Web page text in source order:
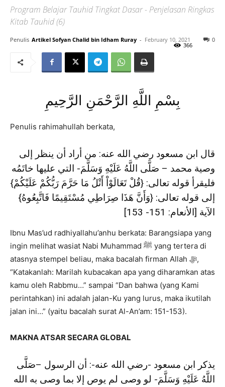
Program Belajar Tauhid Tingkat Dasar - Penjelasan Ringkas
Kitab Tauhid (6)
Penulis Artikel Sofyan Chalid bin Idham Ruray - February 10, 2021 0
366
بِسْمِ اللَّهِ الرَّحْمَنِ الرَّحِيمِ
Penulis rahimahullah berkata,
قال ابن مسعود رضي الله عنه: من أراد أن ينظر إلى
وصية محمد – صَلَّى اللَّهُ عَلَيْهِ وَسَلَّمَ- التي عليها خاتَمُه
فليقرأ قوله تعالى: {قُلْ تَعَالَوْاْ أَتْلُ مَا حَرَّمَ رَبُّكُمْ عَلَيْكُمْ}
إلى قوله تعالى: {وَأَنَّ هَذَا صِرَاطِي مُسْتَقِيمًا فَاتَّبِعُوهُ}
الآية [الأنعام: 151- 153]
Ibnu Mas’ud radhiyallahu’anhu berkata: Barangsiapa yang
ingin melihat wasiat Nabi Muhammad ﷺ yang tertera di
atasnya stempel beliau, maka bacalah firman Allah ﷻ,
“Katakanlah: Marilah kubacakan apa yang diharamkan atas
kamu oleh Rabbmu…” sampai “Dan bahwa (yang Kami
perintahkan) ini adalah jalan-Ku yang lurus, maka ikutilah
jalan ini…” (yaitu bacalah surat Al-An’am: 151-153).
MAKNA ATSAR SECARA GLOBAL
يذكر ابن مسعود -رضي الله عنه-: أن الرسول –صَلَّى
اللَّهُ عَلَيْهِ وَسَلَّمَ- لو وصى لم يوص إلا بما وصى به الله